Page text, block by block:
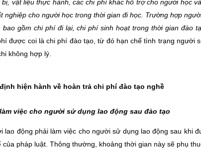
vật liệu thực hành, các chi phí khác hỗ trợ cho người học
nghiệp cho người học trong thời gian đi học. Trường hợp
gồm chi phí đi lại, chi phí sinh hoạt trong thời gian đào
được coi là chi phí đào tạo, từ đó hạn chế tình trạng người
không hợp lý.
hiện hành về hoàn trả chi phí đào tạo nghề
việc cho người sử dụng lao động sau đào tạo
lao động phải làm việc cho người sử dụng lao động sau khi
pháp luật. Thông thường, khoảng thời gian này sẽ phụ